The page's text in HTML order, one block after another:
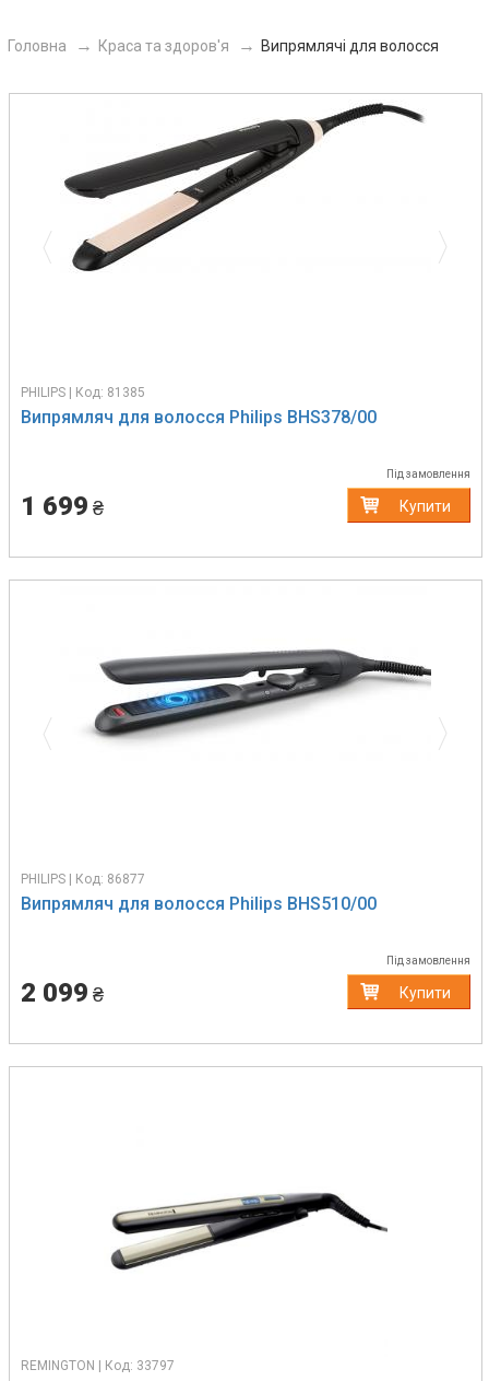
Головна Краса та здоров'я Випрямлячі для волосся
Previous
PHILIPS | Код: 81385
Випрямляч для волосся Philips BHS378/00
Під замовлення
1 699 ₴ Купити
Previous Next
PHILIPS | Код: 86877
Випрямляч для волосся Philips BHS510/00
Під замовлення
2 099 ₴ Купити
REMINGTON | Код: 33797